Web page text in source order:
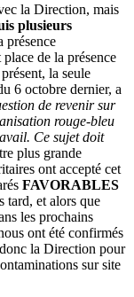
la Direction, mais
plusieurs
présence
de la présence
la seule
6 octobre dernier, a
de revenir sur
rouge-bleu
Ce sujet doit
plus grande
ont accepté cet
FAVORABLES
tard, et alors que
les prochains
ont été confirmés
la Direction pour
sur site